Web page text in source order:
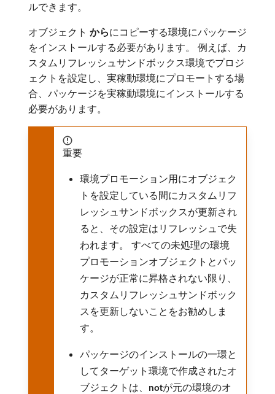
ルできます。
オブジェクト から​にコピーする環境にパッケージ
をインストールする必要があります。 例えば、カ
スタムリフレッシュサンドボックス環境でプロジ
ェクトを設定し、実稼動環境にプロモートする場
合、パッケージを実稼動環境にインストールする
必要があります。
重要
環境プロモーション用にオブジェク
トを設定している間にカスタムリフ
レッシュサンドボックスが更新され
ると、その設定はリフレッシュで失
われます。 すべての未処理の環境
プロモーションオブジェクトとパッ
ケージが正常に昇格されない限り、
カスタムリフレッシュサンドボック
スを更新しないことをお勧めしま
す。
パッケージのインストールの一環と
してターゲット環境で作成されたオ
ブジェクトは、 not​が元の環境のオ